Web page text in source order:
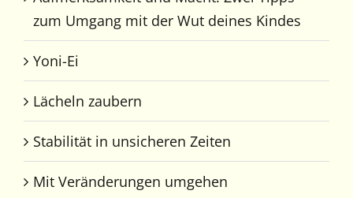
zum Umgang mit der Wut deines Kindes
Yoni-Ei
Lächeln zaubern
Stabilität in unsicheren Zeiten
Mit Veränderungen umgehen